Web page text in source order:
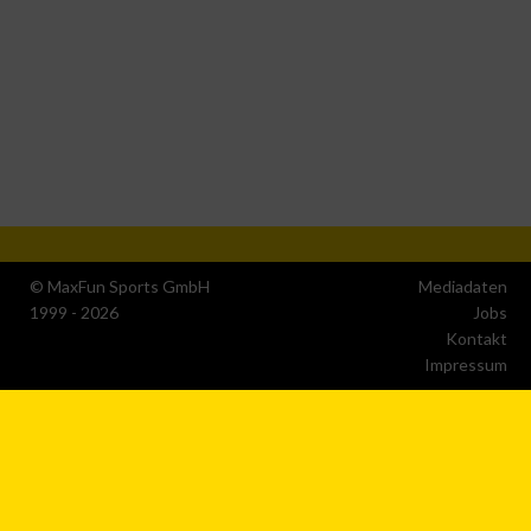
© MaxFun Sports GmbH
1999 - 2026
Mediadaten
Jobs
Kontakt
Impressum
Messung der Werbeleistung